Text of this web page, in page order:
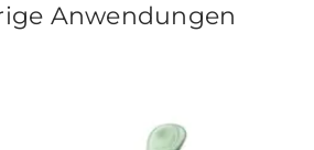
Anwendungen